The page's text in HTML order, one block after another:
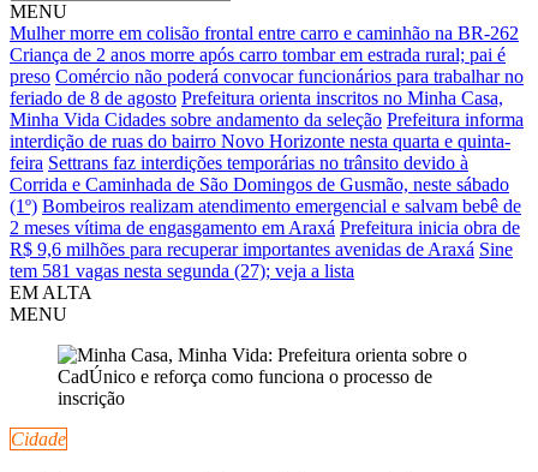
MENU
Mulher morre em colisão frontal entre carro e caminhão na BR-262
Criança de 2 anos morre após carro tombar em estrada rural; pai é
preso Comércio não poderá convocar funcionários para trabalhar no
feriado de 8 de agosto Prefeitura orienta inscritos no Minha Casa,
Minha Vida Cidades sobre andamento da seleção Prefeitura informa
interdição de ruas do bairro Novo Horizonte nesta quarta e quinta-
feira Settrans faz interdições temporárias no trânsito devido à
Corrida e Caminhada de São Domingos de Gusmão, neste sábado
(1º) Bombeiros realizam atendimento emergencial e salvam bebê de
2 meses vítima de engasgamento em Araxá Prefeitura inicia obra de
R$ 9,6 milhões para recuperar importantes avenidas de Araxá Sine
tem 581 vagas nesta segunda (27); veja a lista
EM ALTA
MENU
Cidade